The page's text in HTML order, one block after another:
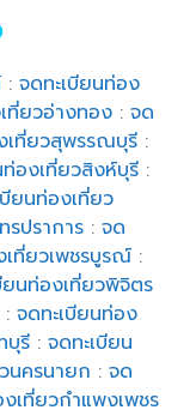
: จดทะเบียนท่อง
ที่ยวอ่างทอง: จด
เที่ยวสุพรรณบุรี :
ท่องเที่ยวสิงห์บุรี :
ยนท่องเที่ยว
รปราการ :จด
เที่ยวเพชรบูรณ์ :
ยนท่องเที่ยวพิจิตร
:จดทะเบียนท่อง
บุรี :จดทะเบียน
นครนายก :จด
เที่ยวกำแพงเพชร